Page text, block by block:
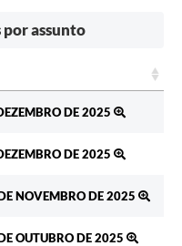
assunto
DE 2025
DE 2025
NOVEMBRO DE 2025
OUTUBRO DE 2025